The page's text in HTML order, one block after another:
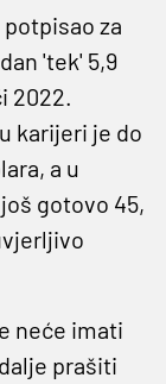
za
'tek' 5,9
2022.
karijeri je do
a u
gotovo 45,
neće imati
prašiti